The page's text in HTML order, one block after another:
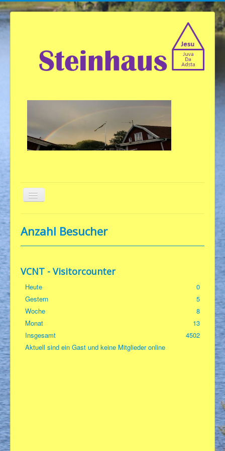
Über uns
FotoGen
TonArt
För våra vänner
Kontakt
Anzahl Besucher
VCNT - Visitorcounter
Heute
0
Gestern
5
Woche
8
Monat
13
Insgesamt
4502
Aktuell sind ein Gast und keine Mitglieder online